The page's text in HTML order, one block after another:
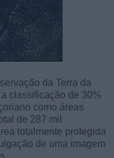
da Terra da
classificação de 30%
como áreas
de 287 mil
totalmente protegida
de uma imagem